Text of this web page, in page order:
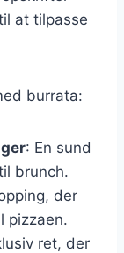
at tilpasse
burrata:
: En sund
brunch.
der
pizzaen.
ret, der